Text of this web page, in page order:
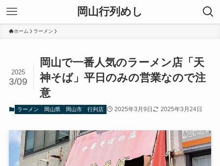
岡山行列めし
ホーム ラーメン
岡山で一番人気のラーメン店「天
神そば」平日のみの営業なので注
意
2025
3/09
ラーメン 岡山県 岡山市 行列店 2025年3月9日 2025年3月24日